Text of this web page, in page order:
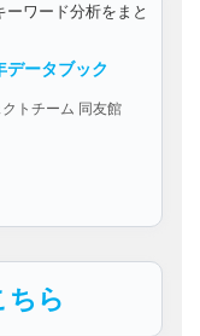
ワード分析をまと
データブック
トチーム 同友館
ちら